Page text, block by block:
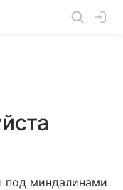
под миндалинами